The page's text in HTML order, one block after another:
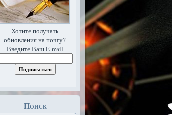
Хотите получать
обновления на почту?
Введите Ваш E-mail
Поиск